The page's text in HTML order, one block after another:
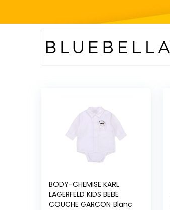
BODY-CHEMISE KARL
LAGERFELD KIDS BEBE
COUCHE GARCON Blanc